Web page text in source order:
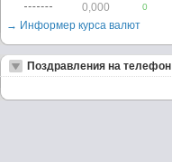
0,000
0
→ Информер курса валют
Поздравления на телефон